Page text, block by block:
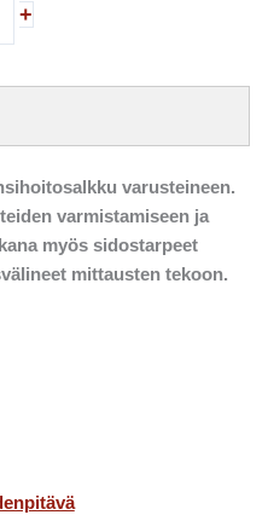
+
varusteineen.
varmistamiseen ja
myös sidostarpeet
mittausten tekoon.